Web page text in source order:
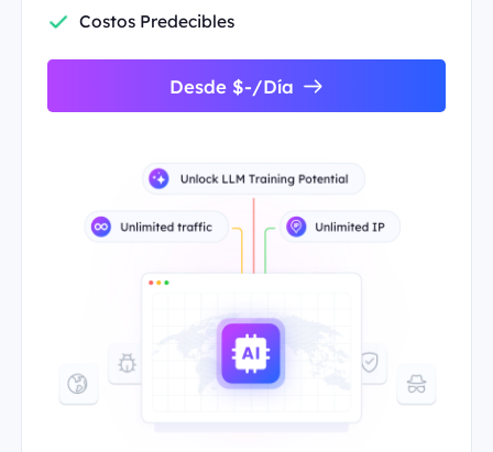
Costos Predecibles
Desde $-/Día